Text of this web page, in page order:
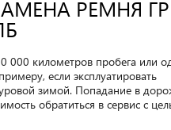
РЕМНЯ
километров пробега или
если эксплуатировать
зимой. Попадание в
обратиться в сервис с